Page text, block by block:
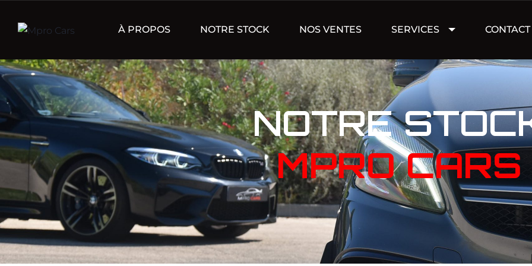
À PROPOS NOTRE STOCK NOS VENTES SERVICES CONTACT
NOTRE
MPRO CARS